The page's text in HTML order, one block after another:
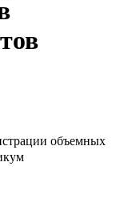
объемных